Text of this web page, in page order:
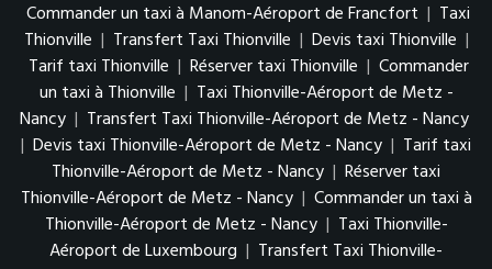
Commander un taxi à Manom-Aéroport de Francfort | Taxi
Thionville | Transfert Taxi Thionville | Devis taxi Thionville |
Tarif taxi Thionville | Réserver taxi Thionville | Commander
un taxi à Thionville | Taxi Thionville-Aéroport de Metz -
Nancy | Transfert Taxi Thionville-Aéroport de Metz - Nancy
| Devis taxi Thionville-Aéroport de Metz - Nancy | Tarif taxi
Thionville-Aéroport de Metz - Nancy | Réserver taxi
Thionville-Aéroport de Metz - Nancy | Commander un taxi à
Thionville-Aéroport de Metz - Nancy | Taxi Thionville-
Aéroport de Luxembourg | Transfert Taxi Thionville-